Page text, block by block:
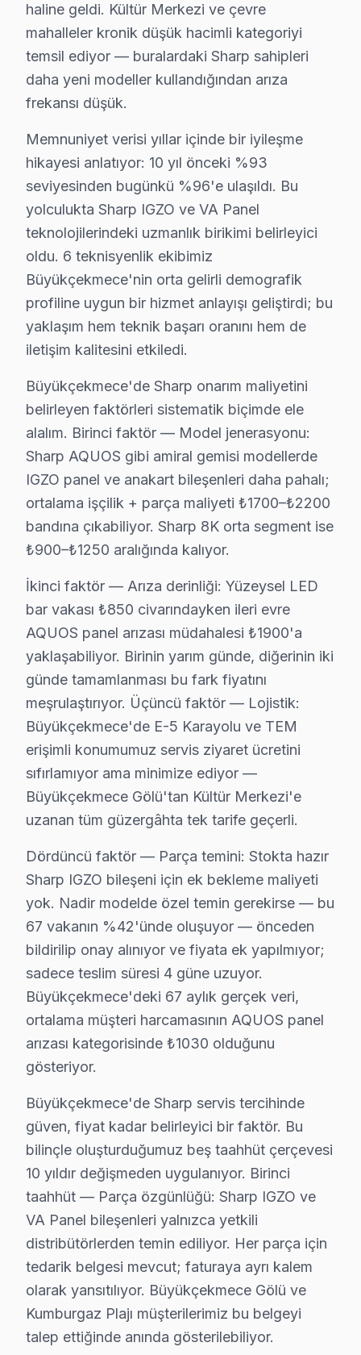
· Büyükçekmece Samsung
· Büyükçekmece LG
· Büyükçekmece Panasonic
· Büyükçekmece Toshiba
Büyükçekmece Sharp Servis: En Çok
Büyükçekmece Sharp televizyon paneli tamirinde
Sharp TV — Fabrika Servis
✓ 15+ Yıl Deneyim
✓ Yazılı Garanti Belgesi
✓ Ücretsiz Arıza Tespiti
Büyükçekmece, İstanbul'un köklü ilçelerinden biri olup
Sharp Arızaları: Sahadan Gözlemler
Bugün Büyükçekmece'den bir Sharp UHD serisi
Cihazı aldığımda, arka kapağının açılması ve iç
Toplamda üç farklı mahalleden tamir talebi aldım,
Büyükçekmece Sahasından Sharp Notları
1.Panel Sorunu: Ekran Tükenmesi
Fiziksel Belirti:
Ekranın belirli bölgelerinde
Neden:
Sharp televizyonunuz'lerde genellikle
2025 Türkiye Fiyatı:
₺1,500 - ₺2,500 arasında
Etki Alanı:Özellikle 60 ve 65 inç Sharp
Anakart Sorunu: Donma ve Yeniden Başlatma
Fiziksel Belirti:Cihazın açılmaması veya
2025 Türkiye Fiyatı:₺2,000 - ₺3,000 civarında.
Etki Alanı:2020 model Sharp 4K UHD serileri
3.Güç Kartı Sorunu: Aşırı Isınma
Fiziksel Belirti:Televizyonun birden kapılması
Neden: Güç kartındaki bileşenlerin aşırı
2025 Türkiye Fiyatı:₺1,000 - ₺1,800 arasında.
Etki Alanı: bu cihaz 50 inç ve üzeri modellerde
4.Backlight Sorunu: Karanlık Ekran
Fiziksel Belirti:
Ekranın bazı bölümlerinin
Neden:
2025 Türkiye Fiyatı: ₺1,200 - ₺2,000 arasında.
Etki Alanı:Genellikle 55 inç bu marka UHD
5.Yazılım Sorunu: Güncellemeler ve Uyuşmazlık
Fiziksel Belirti:Uygulamaların düzgün
Neden:Yazılım güncellemeleri esnasında
2025 Türkiye Fiyatı:₺500 - ₺1,000 arası
Etki Alanı:söz konusu model SMART
Bölgedeki Sharp televizyon'lerin incelemesi, hem
Büyükçekmece Mahallelerinde Sharp Servisi
haline geldi. Kültür Merkezi ve çevre
mahalleler kronik düşük hacimli kategoriyi
temsil ediyor — buralardaki Sharp sahipleri
daha yeni modeller kullandığından arıza
frekansı düşük.
Memnuniyet verisi yıllar içinde bir iyileşme
hikayesi anlatıyor: 10 yıl önceki %93
seviyesinden bugünkü %96'e ulaşıldı. Bu
yolculukta Sharp IGZO ve VA Panel
teknolojilerindeki uzmanlık birikimi belirleyici
oldu. 6 teknisyenlik ekibimiz
Büyükçekmece'nin orta gelirli demografik
profiline uygun bir hizmet anlayışı geliştirdi; bu
yaklaşım hem teknik başarı oranını hem de
iletişim kalitesini etkiledi.
Büyükçekmece'de Sharp onarım maliyetini
belirleyen faktörleri sistematik biçimde ele
alalım. Birinci faktör — Model jenerasyonu:
Sharp AQUOS gibi amiral gemisi modellerde
IGZO panel ve anakart bileşenleri daha pahalı;
ortalama işçilik + parça maliyeti ₺1700–₺2200
bandına çıkabiliyor. Sharp 8K orta segment ise
₺900–₺1250 aralığında kalıyor.
İkinci faktör — Arıza derinliği: Yüzeysel LED
bar vakası ₺850 civarındayken ileri evre
AQUOS panel arızası müdahalesi ₺1900'a
yaklaşabiliyor. Birinin yarım günde, diğerinin iki
günde tamamlanması bu fark fiyatını
meşrulaştırıyor. Üçüncü faktör — Lojistik:
Büyükçekmece'de E-5 Karayolu ve TEM
erişimli konumumuz servis ziyaret ücretini
sıfırlamıyor ama minimize ediyor —
Büyükçekmece Gölü'tan Kültür Merkezi'e
uzanan tüm güzergâhta tek tarife geçerli.
Dördüncü faktör — Parça temini: Stokta hazır
Sharp IGZO bileşeni için ek bekleme maliyeti
yok. Nadir modelde özel temin gerekirse — bu
67 vakanın %42'ünde oluşuyor — önceden
bildirilip onay alınıyor ve fiyata ek yapılmıyor;
sadece teslim süresi 4 güne uzuyor.
Büyükçekmece'deki 67 aylık gerçek veri,
ortalama müşteri harcamasının AQUOS panel
arızası kategorisinde ₺1030 olduğunu
gösteriyor.
Büyükçekmece'de Sharp servis tercihinde
güven, fiyat kadar belirleyici bir faktör. Bu
bilinçle oluşturduğumuz beş taahhüt çerçevesi
10 yıldır değişmeden uygulanıyor. Birinci
taahhüt — Parça özgünlüğü: Sharp IGZO ve
VA Panel bileşenleri yalnızca yetkili
distribütörlerden temin ediliyor. Her parça için
tedarik belgesi mevcut; faturaya ayrı kalem
olarak yansıtılıyor. Büyükçekmece Gölü ve
Kumburgaz Plajı müşterilerimiz bu belgeyi
talep ettiğinde anında gösterilebiliyor.